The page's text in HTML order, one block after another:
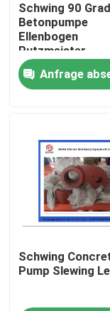
Startseite
Videos
Über uns
Fabrik Tour
Schwing 90 Grad
Betonpumpe
Ellenbogen
Putzmeister
Zwillingswand
Ellenbogen
Anfrage
Schwing
Pump Slewing